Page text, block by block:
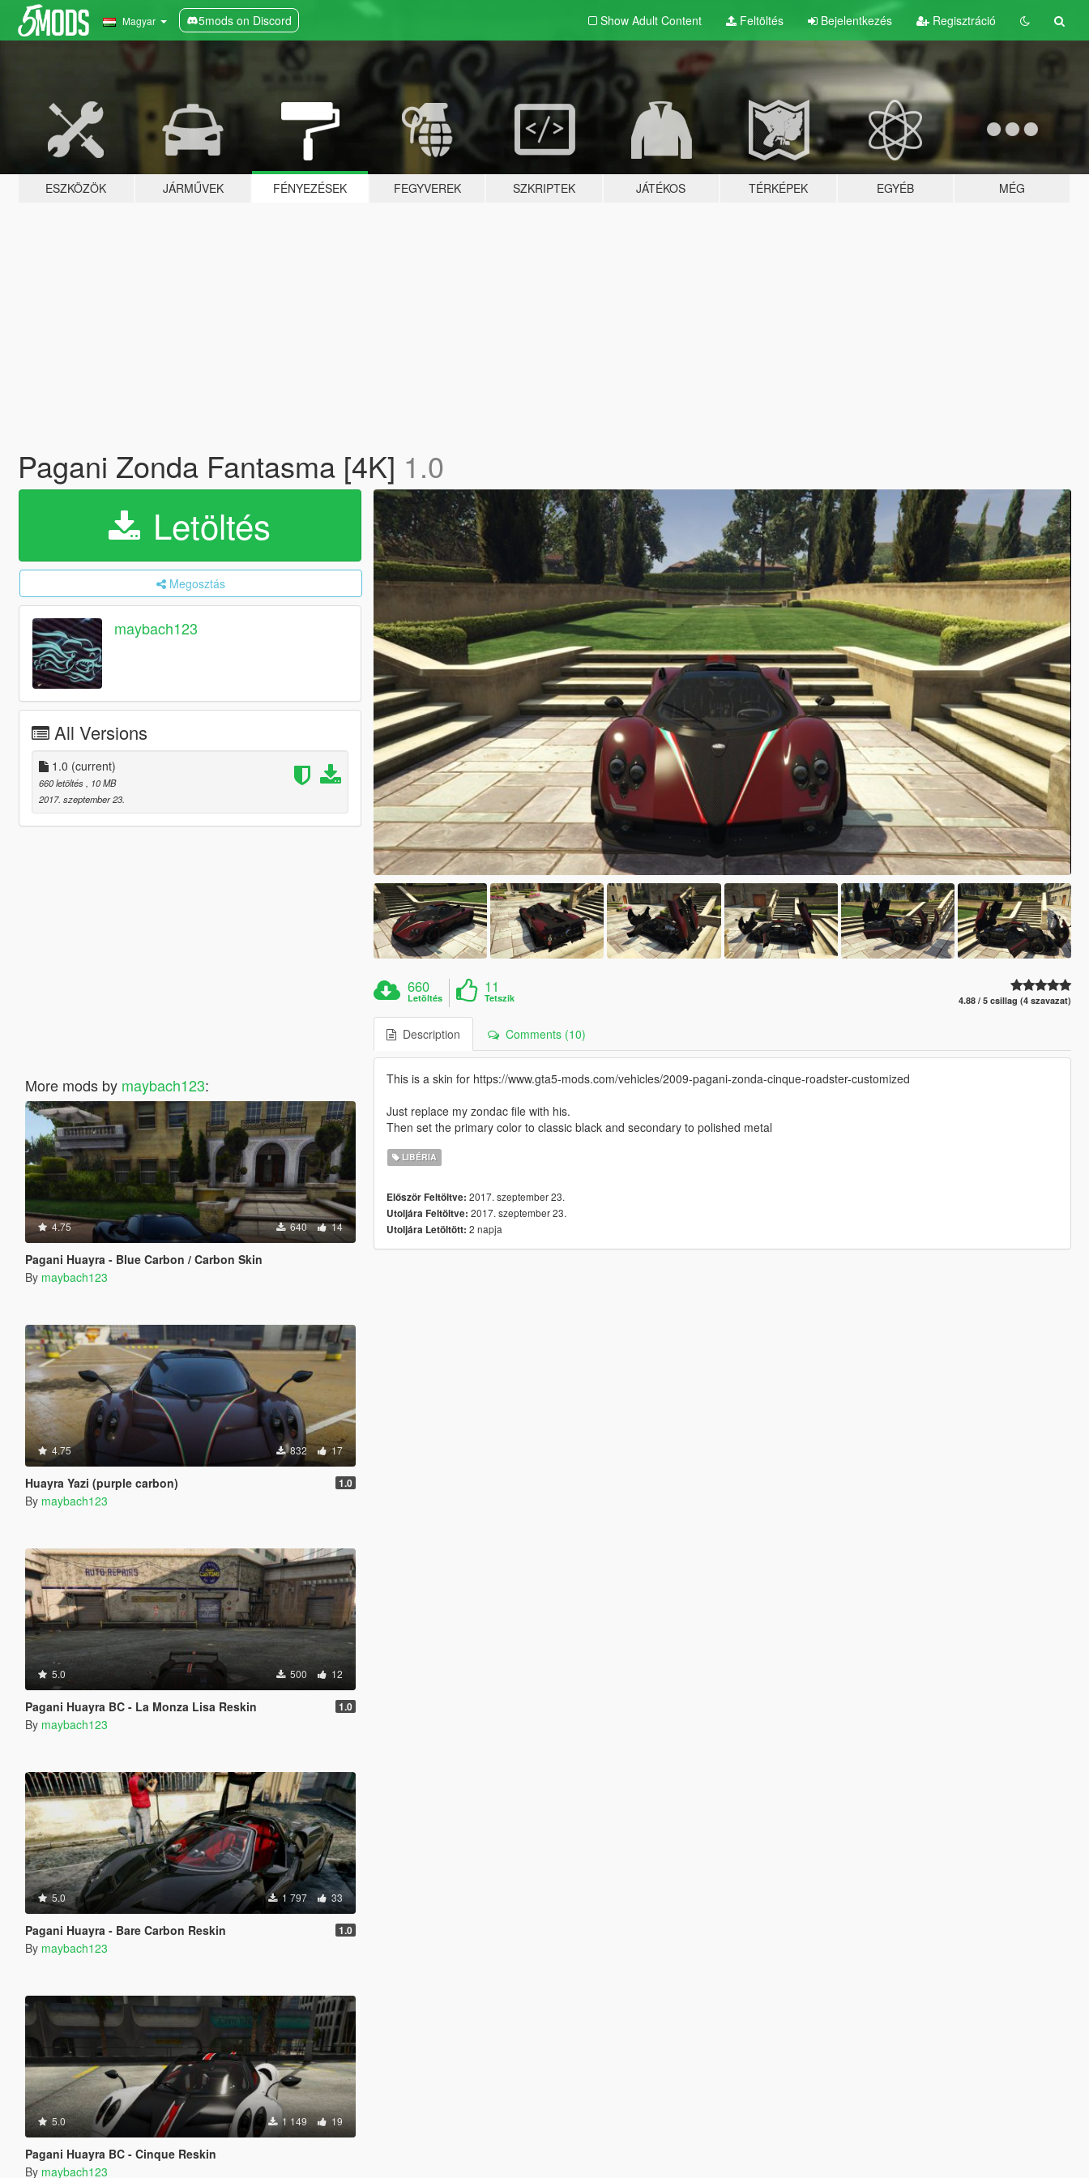
Magyar 5mods on Discord Show Adult Content Feltöltés Bejelentkezés Regisztráció
ESZKÖZÖK JÁRMŰVEK FÉNYEZÉSEK FEGYVEREK SZKRIPTEK JÁTÉKOS TÉRKÉPEK EGYÉB MÉG
Pagani Zonda Fantasma [4K] 1.0
Letöltés
Megosztás
maybach123
All Versions
1.0 (current)
660 letöltés
, 10 MB
2017. szeptember 23.
More mods by maybach123:
4.75 640 14
Pagani Huayra - Blue Carbon / Carbon Skin
By maybach123
4.75 832 17
Huayra Yazi (purple carbon) 1.0
By maybach123
5.0 500 12
Pagani Huayra BC - La Monza Lisa Reskin 1.0
By maybach123
5.0 1 797 33
Pagani Huayra - Bare Carbon Reskin 1.0
By maybach123
5.0 1 149 19
Pagani Huayra BC - Cinque Reskin
By maybach123
660
Letöltés
11
Tetszik 4.88 / 5 csillag (4 szavazat)
Description Comments (10)
This is a skin for https://www.gta5-mods.com/vehicles/2009-pagani-zonda-cinque-roadster-customized
Just replace my zondac file with his.
Then set the primary color to classic black and secondary to polished metal
LIBÉRIA
Először Feltöltve: 2017. szeptember 23.
Utoljára Feltöltve: 2017. szeptember 23.
Utoljára Letöltött: 2 napja